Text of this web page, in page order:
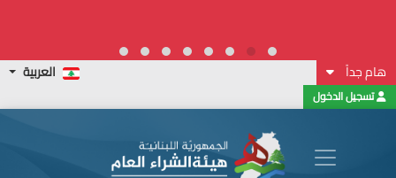
هام جداً العربية
تسجيل الدخول